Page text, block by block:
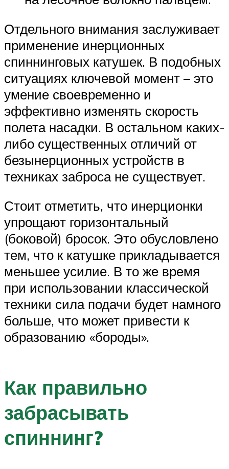
Отдельного внимания заслуживает
применение инерционных
спиннинговых катушек. В подобных
ситуациях ключевой момент – это
умение своевременно и
эффективно изменять скорость
полета насадки. В остальном каких-
либо существенных отличий от
безынерционных устройств в
техниках заброса не существует.
Стоит отметить, что инерционки
упрощают горизонтальный
(боковой) бросок. Это обусловлено
тем, что к катушке прикладывается
меньшее усилие. В то же время
при использовании классической
техники сила подачи будет намного
больше, что может привести к
образованию «бороды».
Как правильно
забрасывать
спиннинг?